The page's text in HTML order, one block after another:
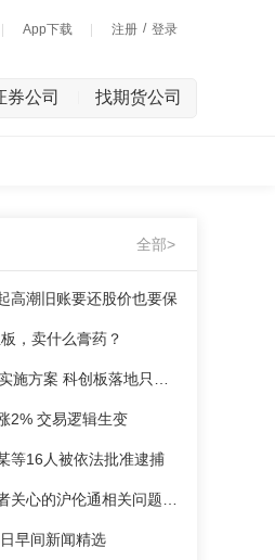
App下载 注册 / 登录
券公司 找期货公司
全部>
高潮旧账要还股价也要保
，卖什么膏药？
2% 交易逻辑生变
等16人被依法批准逮捕
早间新闻精选